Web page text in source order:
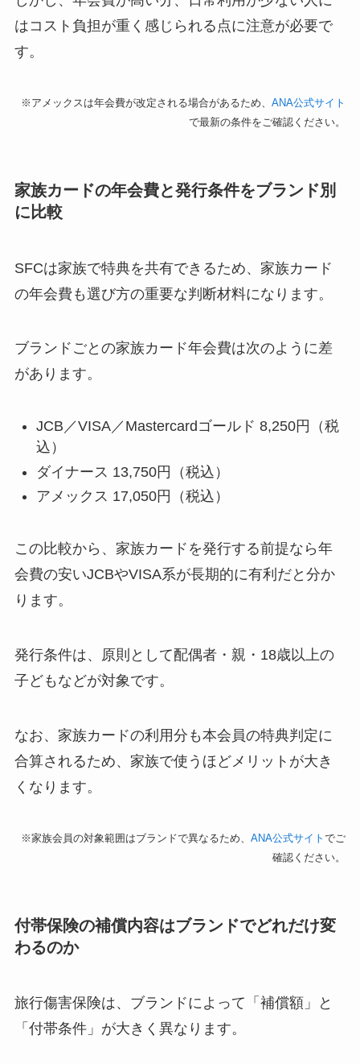
はコスト負担が重く感じられる点に注意が必要で
す。
※アメックスは年会費が改定される場合があるため、ANA公式サイト
で最新の条件をご確認ください。
家族カードの年会費と発行条件をブランド別
に比較
SFCは家族で特典を共有できるため、家族カード
の年会費も選び方の重要な判断材料になります。
ブランドごとの家族カード年会費は次のように差
があります。
JCB／VISA／Mastercardゴールド 8,250円（税
込）
ダイナース 13,750円（税込）
アメックス 17,050円（税込）
この比較から、家族カードを発行する前提なら年
会費の安いJCBやVISA系が長期的に有利だと分か
ります。
発行条件は、原則として配偶者・親・18歳以上の
子どもなどが対象です。
なお、家族カードの利用分も本会員の特典判定に
合算されるため、家族で使うほどメリットが大き
くなります。
※家族会員の対象範囲はブランドで異なるため、ANA公式サイトでご
確認ください。
付帯保険の補償内容はブランドでどれだけ変
わるのか
旅行傷害保険は、ブランドによって「補償額」と
「付帯条件」が大きく異なります。